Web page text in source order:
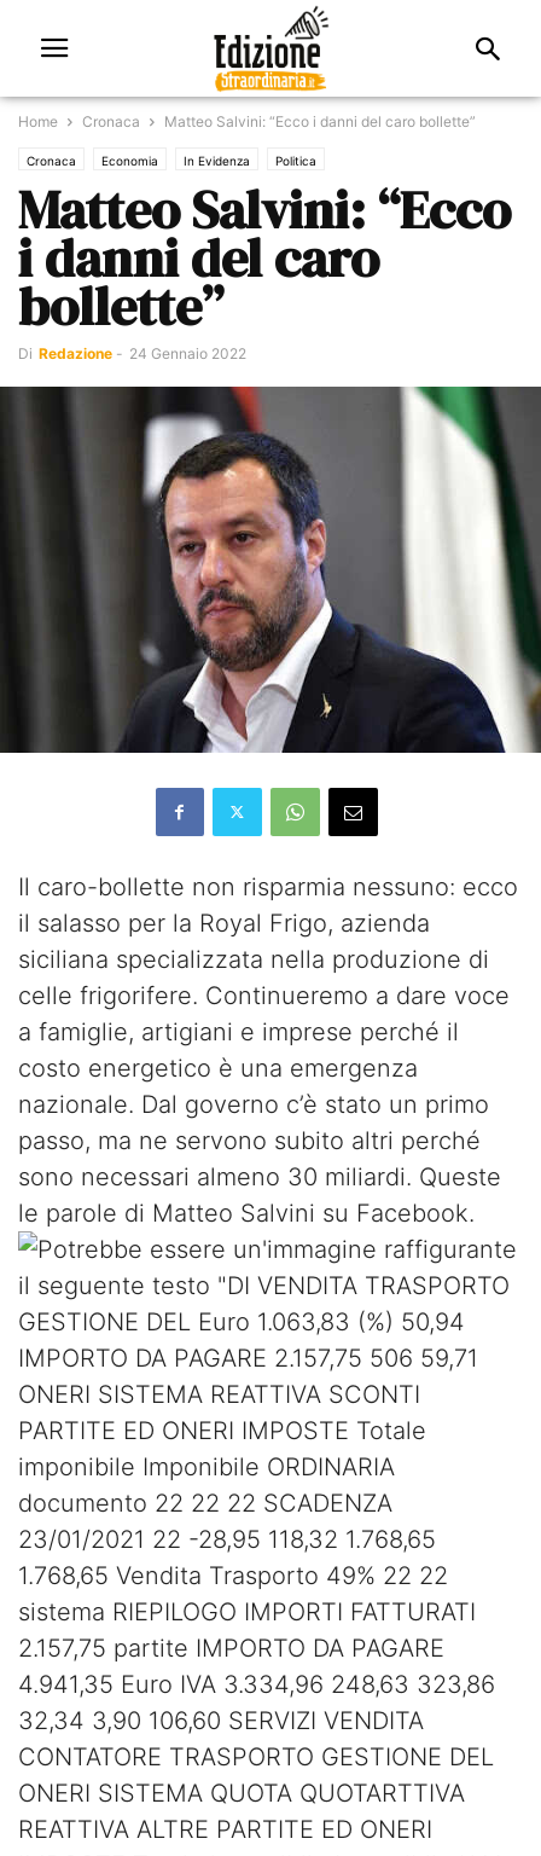
Home Cronaca Matteo Salvini: “Ecco i danni del caro bollette”
Cronaca Economia In Evidenza Politica
Matteo Salvini: “Ecco
i danni del caro
bollette”
Di Redazione - 24 Gennaio 2022
Il caro-bollette non risparmia nessuno: ecco
il salasso per la Royal Frigo, azienda
siciliana specializzata nella produzione di
celle frigorifere. Continueremo a dare voce
a famiglie, artigiani e imprese perché il
costo energetico è una emergenza
nazionale. Dal governo c’è stato un primo
passo, ma ne servono subito altri perché
sono necessari almeno 30 miliardi. Queste
le parole di Matteo Salvini su Facebook.